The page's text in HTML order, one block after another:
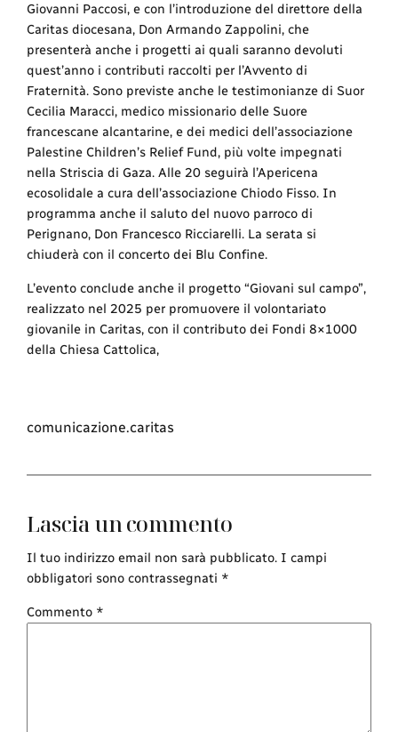
Giovanni Paccosi, e con l’introduzione del direttore della
Caritas diocesana, Don Armando Zappolini, che
presenterà anche i progetti ai quali saranno devoluti
quest’anno i contributi raccolti per l’Avvento di
Fraternità. Sono previste anche le testimonianze di Suor
Cecilia Maracci, medico missionario delle Suore
francescane alcantarine, e dei medici dell’associazione
Palestine Children’s Relief Fund, più volte impegnati
nella Striscia di Gaza. Alle 20 seguirà l’Apericena
ecosolidale a cura dell’associazione Chiodo Fisso. In
programma anche il saluto del nuovo parroco di
Perignano, Don Francesco Ricciarelli. La serata si
chiuderà con il concerto dei Blu Confine.
L’evento conclude anche il progetto “Giovani sul campo”,
realizzato nel 2025 per promuovere il volontariato
giovanile in Caritas, con il contributo dei Fondi 8×1000
della Chiesa Cattolica,
comunicazione.caritas
Lascia un commento
Il tuo indirizzo email non sarà pubblicato. I campi
obbligatori sono contrassegnati *
Commento *